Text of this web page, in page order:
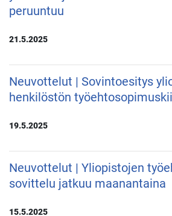
peruuntuu
21.5.2025
Neuvottelut | Sovintoesitys
henkilöstön
19.5.2025
Neuvottelut | Yliopistojen
sovittelu jatkuu maanantaina
15.5.2025